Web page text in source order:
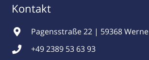
Kontakt
Pagensstraße 22 | 59368 Werne
+49 2389 53 63 93